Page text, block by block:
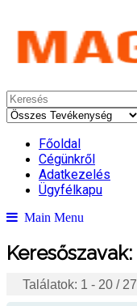
Főoldal
Cégünkről
Adatkezelés
Ügyfélkapu
Main Menu
Keresőszavak:
Találatok: 1 - 20 / 27